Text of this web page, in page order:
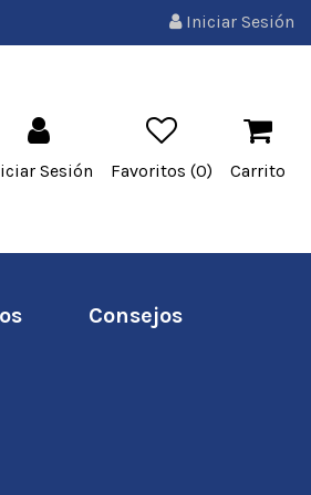
Iniciar Sesión
Sesión Favoritos (0) Carrito
Consejos